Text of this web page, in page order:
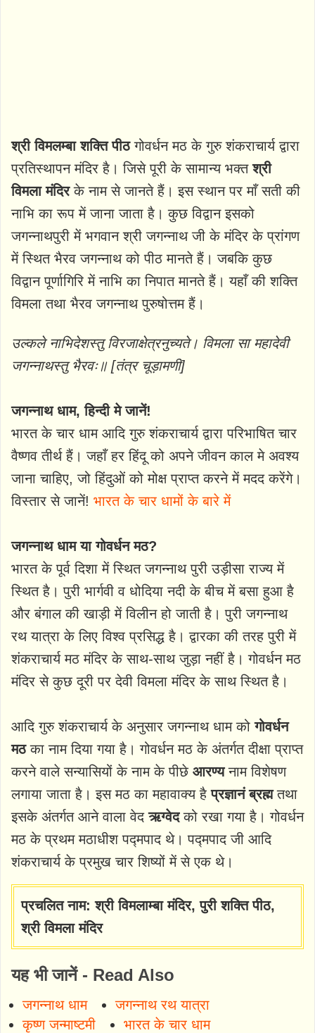
श्री विमलम्बा शक्ति पीठगोवर्धन मठ के गुरु शंकराचार्य द्वारा
प्रतिस्थापन मंदिर है। जिसे पूरी के सामान्य भक्तश्री
विमला मंदिरके नाम से जानते हैं। इस स्थान पर माँ सती की
नाभि का रूप में जाना जाता है। कुछ विद्वान इसको
जगन्नाथपुरी में भगवान श्री जगन्नाथ जी के मंदिर के प्रांगण
में स्थित भैरव जगन्नाथ को पीठ मानते हैं। जबकि कुछ
विद्वान पूर्णागिरि में नाभि का निपात मानते हैं। यहाँ की शक्ति
विमला तथा भैरव जगन्नाथ पुरुषोत्तम हैं।
उल्कले नाभिदेशस्तु विरजाक्षेत्रनुच्यते। विमला सा महादेवी
जगन्नाथस्तु भैरवः॥ [तंत्र चूड़ामणी]
जगन्नाथ धाम, हिन्दी मे जानें!
भारत के चार धाम आदि गुरु शंकराचार्य द्वारा परिभाषित चार
वैष्णव तीर्थ हैं। जहाँ हर हिंदू को अपने जीवन काल मे अवश्य
जाना चाहिए, जो हिंदुओं को मोक्ष प्राप्त करने में मदद करेंगे।
विस्तार से जानें! भारत के चार धामों के बारे में
जगन्नाथ धाम या गोवर्धन मठ?
भारत के पूर्व दिशा में स्थित जगन्नाथ पुरी उड़ीसा राज्य में
स्थित है। पुरी भार्गवी व धोदिया नदी के बीच में बसा हुआ है
और बंगाल की खाड़ी में विलीन हो जाती है। पुरी जगन्नाथ
रथ यात्रा के लिए विश्‍व प्रसिद्ध है। द्वारका की तरह पुरी में
शंकराचार्य मठ मंदिर के साथ-साथ जुड़ा नहीं है। गोवर्धन मठ
मंदिर से कुछ दूरी पर देवी विमला मंदिर के साथ स्थित है।
आदि गुरु शंकराचार्य के अनुसार जगन्नाथ धाम कोगोवर्धन
मठका नाम दिया गया है। गोवर्धन मठ के अंतर्गत दीक्षा प्राप्त
करने वाले सन्यासियों के नाम के पीछे आरण्यनाम विशेषण
लगाया जाता है। इस मठ का महावाक्य हैप्रज्ञानं ब्रह्मतथा
इसके अंतर्गत आने वाला वेदऋग्वेदको रखा गया है। गोवर्धन
मठ के प्रथम मठाधीश पद्मपाद थे। पद्मपाद जी आदि
शंकराचार्य के प्रमुख चार शिष्यों में से एक थे।
प्रचलित नाम: श्री विमलाम्बा मंदिर, पुरी शक्ति पीठ,
श्री विमला मंदिर
यह भी जानें - Read Also
जगन्नाथ धाम
जगन्नाथ रथ यात्रा
कृष्ण जन्माष्टमी
भारत के चार धाम